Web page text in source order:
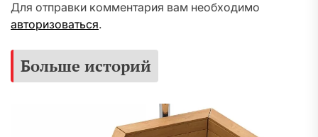
Для отправки комментария вам необходимо
авторизоваться.
Больше историй